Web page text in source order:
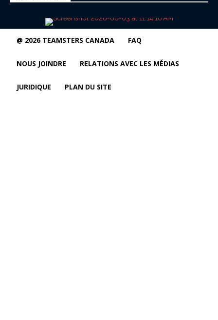
@ 2026 TEAMSTERS CANADA FAQ
NOUS JOINDRE RELATIONS AVEC LES MÉDIAS
JURIDIQUE PLAN DU SITE